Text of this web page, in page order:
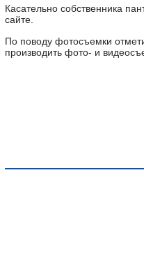
Касательно собственника
сайте.
По поводу фотосъемки
производить фото- и